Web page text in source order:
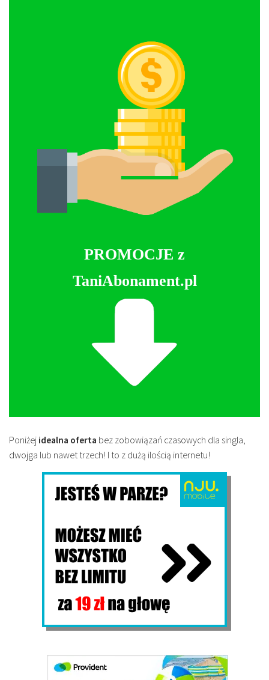
PROMOCJE z
TaniAbonament.pl
Poniżej idealna oferta bez zobowiązań czasowych dla singla,
dwojga lub nawet trzech! I to z dużą ilością internetu!